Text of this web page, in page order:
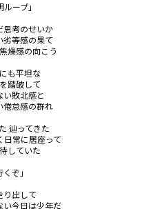
ループ」
思考のせいか
劣等感の果て
燥感の向こう
も平坦な
踏破して
い敗北感と
倦怠感の群れ
辿ってきた
日常に居座って
していた
くぞ」
り出して
い今日は少年だ